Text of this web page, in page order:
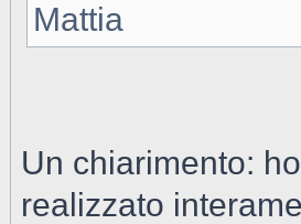
Mattia
Un chiarimento:
realizzato